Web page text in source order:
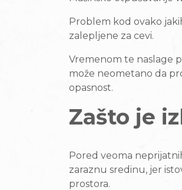
Problem kod ovako
zalepljene za cevi.
Vremenom te naslage
može neometano da
opasnost.
Zašto je
Pored veoma
zaraznu sredinu, jer
prostora.